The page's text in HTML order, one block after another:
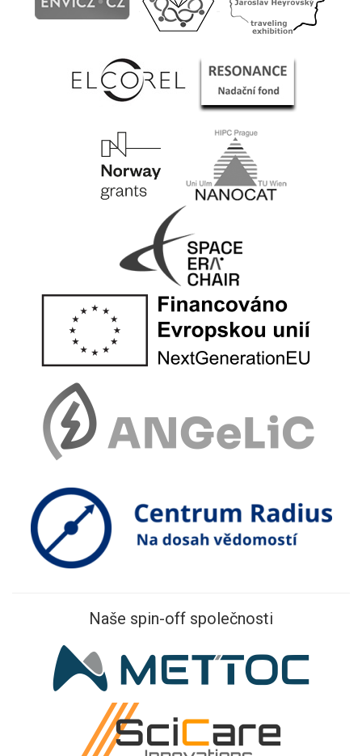
Naše spin-off společnosti